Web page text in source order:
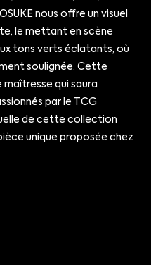
nous offre un visuel
le mettant en scène
tons verts éclatants, où
soulignée. Cette
qui saura
par le TCG
de cette collection
unique proposée chez